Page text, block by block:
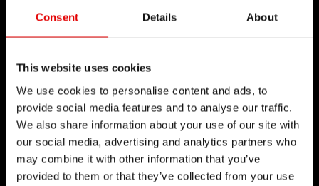
Consent Details About
This website uses cookies
We use cookies to personalise content and ads, to
provide social media features and to analyse our traffic.
We also share information about your use of our site with
our social media, advertising and analytics partners who
may combine it with other information that you’ve
provided to them or that they’ve collected from your use